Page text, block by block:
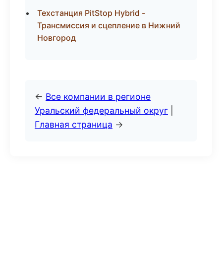
Техстанция PitStop Hybrid -
Трансмиссия и сцепление в Нижний
Новгород
← Все компании в регионе
Уральский федеральный округ
Главная страница →